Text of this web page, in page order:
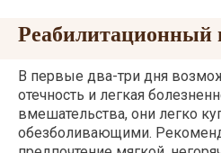
Реабилитационный
В первые два-три дня
отечность и легкая
вмешательства, они легко
обезболивающими.